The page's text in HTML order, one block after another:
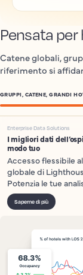
Pensata
Catene globali,
riferimento si
GRUPPI, CATENE, GRANDI
Enterprise Data Solutions
I migliori dati
modo tuo
Accesso flessibile
globale di
Potenzia le tue
dashboard e modelli.
Saperne di più